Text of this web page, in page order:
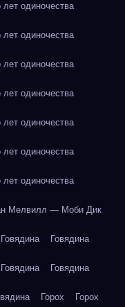
одиночества
одиночества
одиночества
одиночества
одиночества
одиночества
одиночества
Мелвилл — Моби Дик
Говядина Говядина
Говядина Говядина
Горох Горох